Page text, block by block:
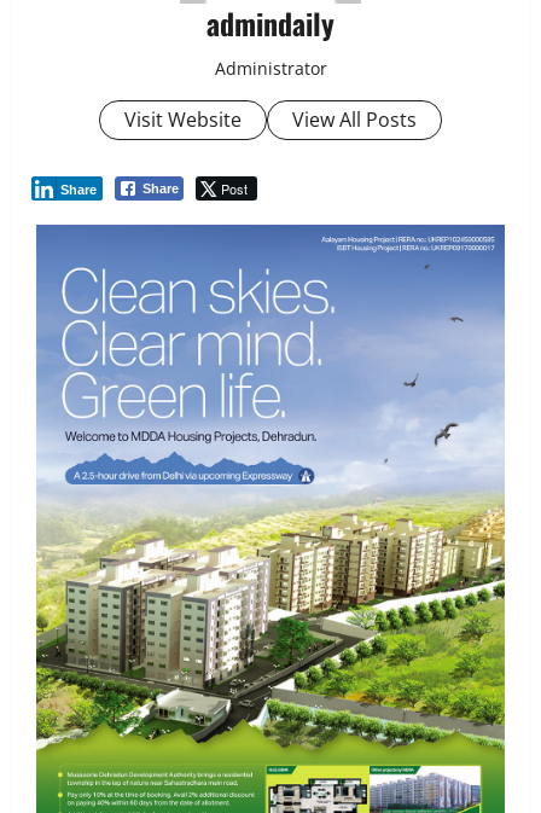
admindaily
Administrator
Visit Website View All Posts
Share Post
Share